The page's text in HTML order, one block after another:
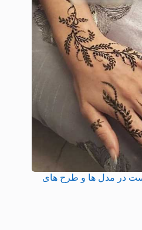
در مدل ها و طرح های